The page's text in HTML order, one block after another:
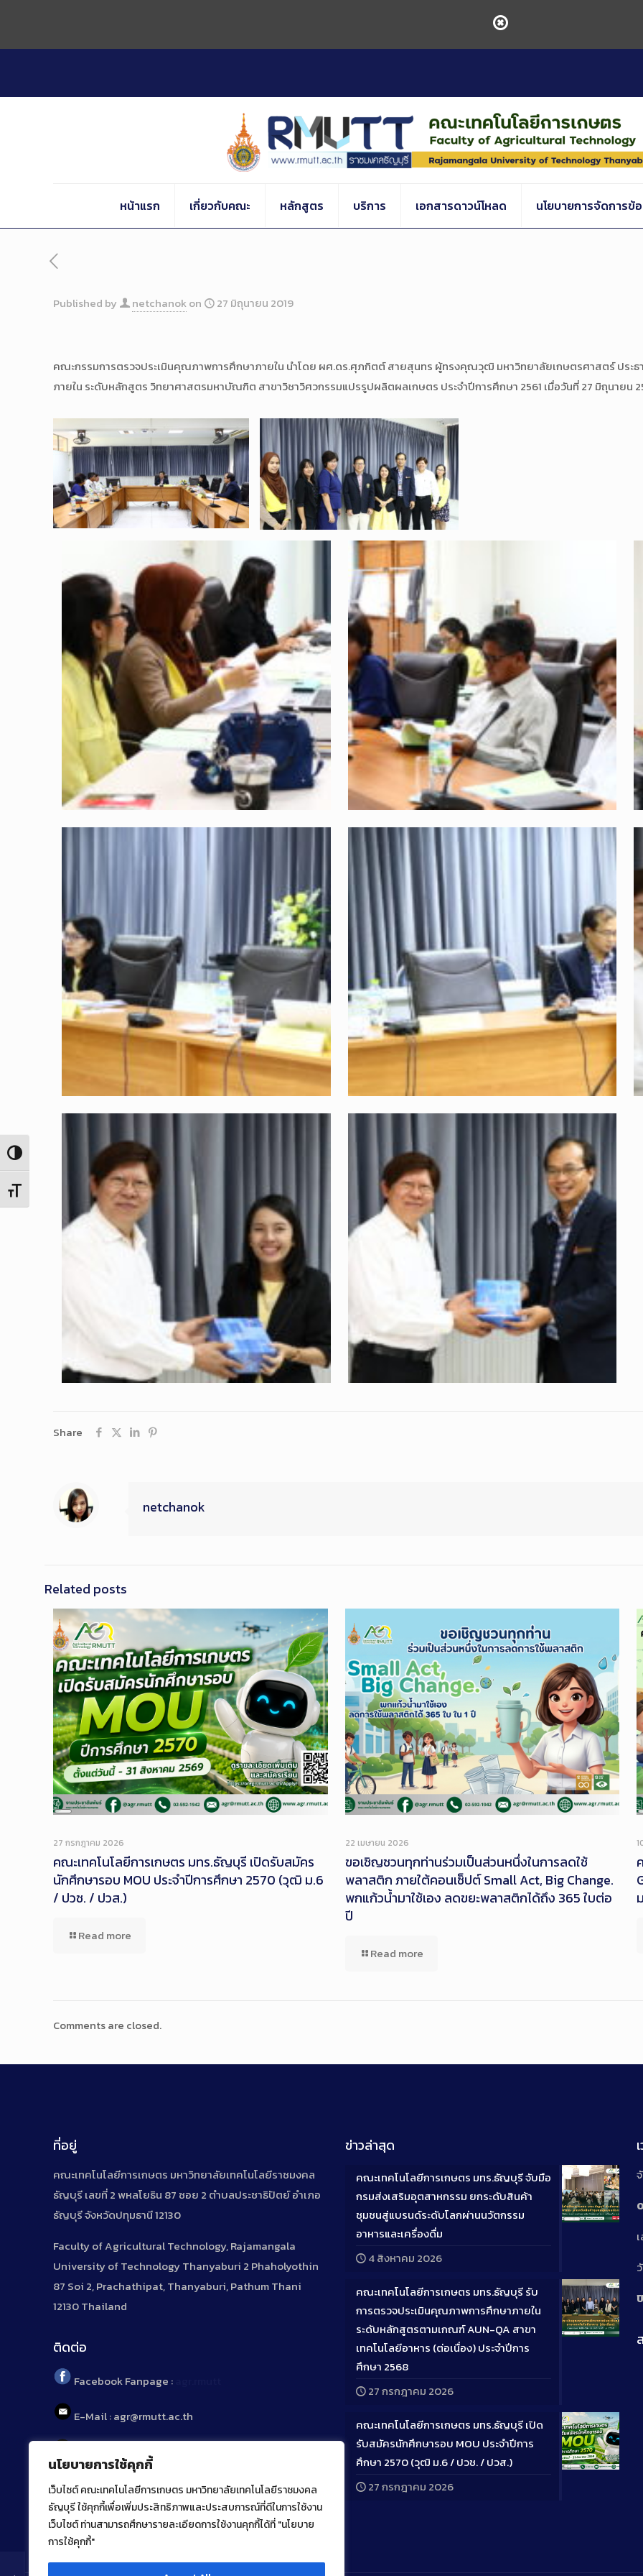
นโยบายการใช้คุกกี้
เว็บไซต์ คณะเทคโนโลยีการเกษตร มหาวิทยาลัยเทคโนโลยีราชมงคล
ธัญบุรี ใช้คุกกี้เพื่อเพิ่มประสิทธิภาพและประสบการณ์ที่ดีในการใช้งาน
เว็บไซต์ ท่านสามารถศึกษารายละเอียดการใช้งานคุกกี้ได้ที่ "นโยบาย
การใช้คุกกี้"
Content
Toggle High Contrast
Toggle Font size
หน้าแรก เกี่ยวกับคณะ หลักสูตร บริการ เอกสารดาวน์โหลด นโยบายการจัดการข้
Published by netchanokon 27 มิถุนายน 2019
คณะกรรมการตรวจประเมินคุณภาพการศึกษาภายใน นำโดย ผศ.ดร.ศุภกิตต์ สายสุนทร ผู้ทรงคุณวุฒิ มหาวิทยาลัยเกษตรศาสตร์ ประธ
ภายใน ระดับหลักสูตร วิทยาศาสตรมหาบัณฑิต สาขาวิชาวิศวกรรมแปรรูปผลิตผลเกษตร ประจำปีการศึกษา 2561 เมื่อวันที่ 27 มิถุนาย
Share
netchanok
Related posts
Long
27 กรกฎาคม 2026
คณะเทคโนโลยีการเกษตร มทร.ธัญบุรี เปิดรับสมัคร
นักศึกษารอบ MOU ประจำปีการศึกษา 2570 (วุฒิ ม.6
/ ปวช. / ปวส.)
Read more
22 เมษายน 2026
ขอเชิญชวนทุกท่านร่วมเป็นส่วนหนึ่งในการลดใช้
พลาสติก ภายใต้คอนเซ็ปต์ Small Act, Big Change.
พกแก้วน้ำมาใช้เอง ลดขยะพลาสติกได้ถึง 365 ใบต่อ
ปี
Read more
Comments are closed.
ที่อยู่
คณะเทคโนโลยีการเกษตร มหาวิทยาลัยเทคโนโลยีราชมงคล
ธัญบุรี เลขที่ 2 พหลโยธิน 87 ซอย 2 ตำบลประชาธิปัตย์ อำเภอ
ธัญบุรี จังหวัดปทุมธานี 12130
Faculty of Agricultural Technology, Rajamangala
University of Technology Thanyaburi 2 Phaholyothin
87 Soi 2, Prachathipat, Thanyaburi, Pathum Thani
12130 Thailand
ติดต่อ
Facebook Fanpage :
E-Mail : agr@rmutt.ac.th
Tel : 02 592 1955
ข่าวล่าสุด
Long
คณะเทคโนโลยีการเกษตร มทร.ธัญบุรี จับมือ
กรมส่งเสริมอุตสาหกรรม ยกระดับสินค้า
ชุมชนสู่แบรนด์ระดับโลกผ่านนวัตกรรม
อาหารและเครื่องดื่ม
4 สิงหาคม 2026
Long
คณะเทคโนโลยีการเกษตร มทร.ธัญบุรี รับ
การตรวจประเมินคุณภาพการศึกษาภายใน
ระดับหลักสูตรตามเกณฑ์ AUN-QA สาขา
เทคโนโลยีอาหาร (ต่อเนื่อง) ประจำปีการ
ศึกษา 2568
27 กรกฎาคม 2026
Long
คณะเทคโนโลยีการเกษตร มทร.ธัญบุรี เปิด
รับสมัครนักศึกษารอบ MOU ประจำปีการ
ศึกษา 2570 (วุฒิ ม.6 / ปวช. / ปวส.)
27 กรกฎาคม 2026